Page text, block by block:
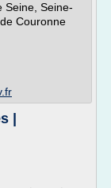
Seine, Seine-
Couronne
|